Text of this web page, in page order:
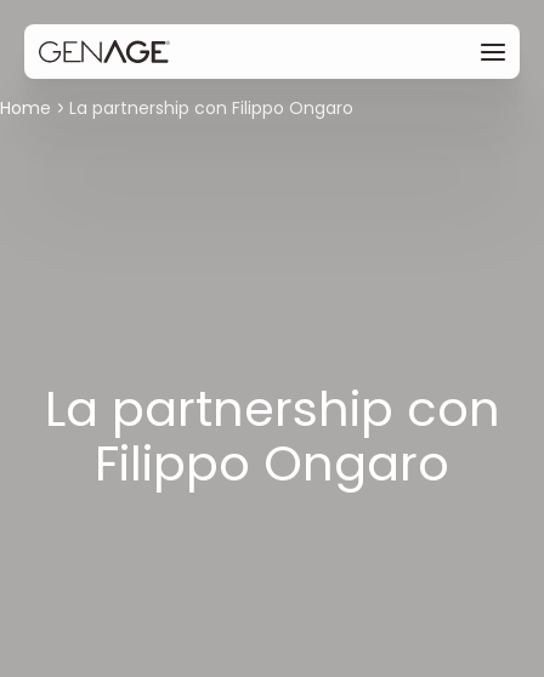
Home La partnership con Filippo Ongaro
La partnership con
Filippo Ongaro